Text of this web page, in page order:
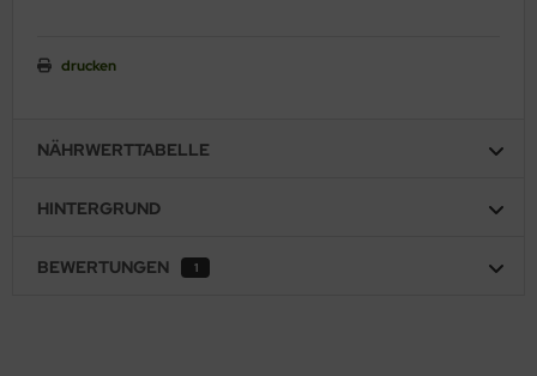
drucken
NÄHRWERTTABELLE
HINTERGRUND
BEWERTUNGEN 1